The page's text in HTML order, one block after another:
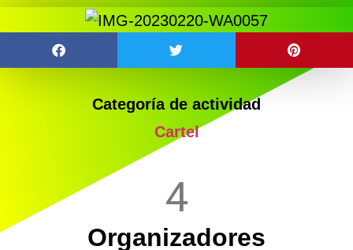
Categoría de actividad
Cartel
4
Organizadores